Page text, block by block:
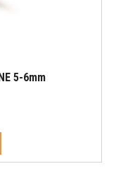
5-6mm